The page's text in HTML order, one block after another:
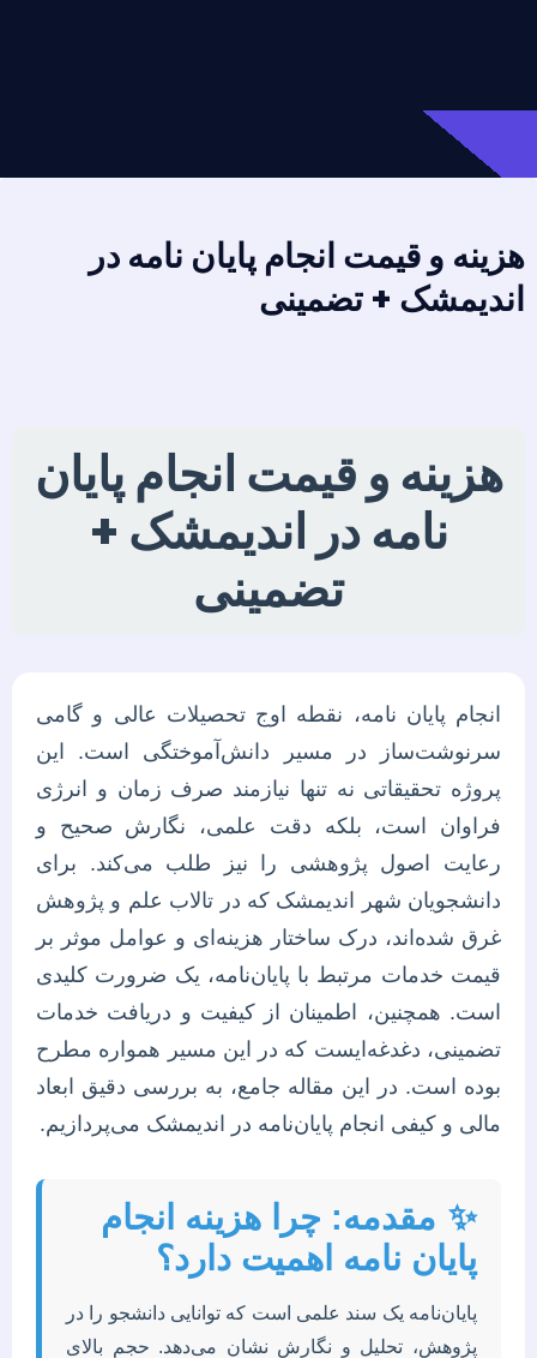
هزینه و قیمت انجام پایان نامه در
اندیمشک + تضمینی
هزینه و قیمت انجام پایان
نامه در اندیمشک +
تضمینی
انجام پایان نامه، نقطه اوج تحصیلات عالی و گامی
سرنوشت‌ساز در مسیر دانش‌آموختگی است. این
پروژه تحقیقاتی نه تنها نیازمند صرف زمان و انرژی
فراوان است، بلکه دقت علمی، نگارش صحیح و
رعایت اصول پژوهشی را نیز طلب می‌کند. برای
دانشجویان شهر اندیمشک که در تالاب علم و پژوهش
غرق شده‌اند، درک ساختار هزینه‌ای و عوامل موثر بر
قیمت خدمات مرتبط با پایان‌نامه، یک ضرورت کلیدی
است. همچنین، اطمینان از کیفیت و دریافت خدمات
تضمینی، دغدغه‌ایست که در این مسیر همواره مطرح
بوده است. در این مقاله جامع، به بررسی دقیق ابعاد
مالی و کیفی انجام پایان‌نامه در اندیمشک می‌پردازیم.
✨ مقدمه: چرا هزینه انجام
پایان نامه اهمیت دارد؟
پایان‌نامه یک سند علمی است که توانایی دانشجو را در
پژوهش، تحلیل و نگارش نشان می‌دهد. حجم بالای